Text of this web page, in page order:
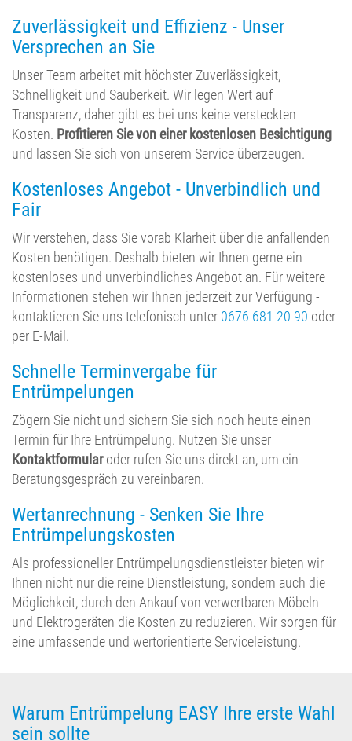
Zuverlässigkeit und Effizienz - Unser
Versprechen an Sie
Unser Team arbeitet mit höchster Zuverlässigkeit,
Schnelligkeit und Sauberkeit. Wir legen Wert auf
Transparenz, daher gibt es bei uns keine versteckten
Kosten. Profitieren Sie von einer kostenlosen Besichtigung
und lassen Sie sich von unserem Service überzeugen.
Kostenloses Angebot - Unverbindlich und
Fair
Wir verstehen, dass Sie vorab Klarheit über die anfallenden
Kosten benötigen. Deshalb bieten wir Ihnen gerne ein
kostenloses und unverbindliches Angebot an. Für weitere
Informationen stehen wir Ihnen jederzeit zur Verfügung -
kontaktieren Sie uns telefonisch unter 0676 681 20 90 oder
per E-Mail.
Schnelle Terminvergabe für
Entrümpelungen
Zögern Sie nicht und sichern Sie sich noch heute einen
Termin für Ihre Entrümpelung. Nutzen Sie unser
Kontaktformularoder rufen Sie uns direkt an, um ein
Beratungsgespräch zu vereinbaren.
Wertanrechnung - Senken Sie Ihre
Entrümpelungskosten
Als professioneller Entrümpelungsdienstleister bieten wir
Ihnen nicht nur die reine Dienstleistung, sondern auch die
Möglichkeit, durch den Ankauf von verwertbaren Möbeln
und Elektrogeräten die Kosten zu reduzieren. Wir sorgen für
eine umfassende und wertorientierte Serviceleistung.
Warum Entrümpelung EASY Ihre erste Wahl
sein sollte